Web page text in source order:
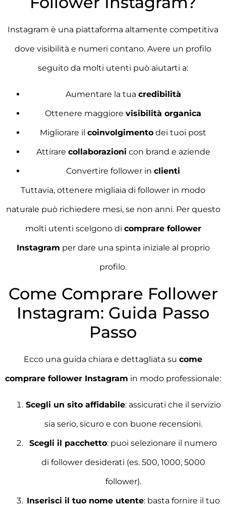
Instagram è una piattaforma altamente competitiva
dove visibilità e numeri contano. Avere un profilo
seguito da molti utenti può aiutarti a:
Aumentare la tua credibilità
Ottenere maggiore visibilità organica
Migliorare il coinvolgimento dei tuoi post
Attirare collaborazioni con brand e aziende
Convertire follower in clienti
Tuttavia, ottenere migliaia di follower in modo
naturale può richiedere mesi, se non anni. Per questo
molti utenti scelgono di comprare follower
Instagram per dare una spinta iniziale al proprio
profilo.
Come Comprare Follower
Instagram: Guida Passo
Passo
Ecco una guida chiara e dettagliata su come
comprare follower Instagram in modo professionale:
Scegli un sito affidabile: assicurati che il servizio
sia serio, sicuro e con buone recensioni.
Scegli il pacchetto: puoi selezionare il numero
di follower desiderati (es. 500, 1000, 5000
follower).
Inserisci il tuo nome utente: basta fornire il tuo